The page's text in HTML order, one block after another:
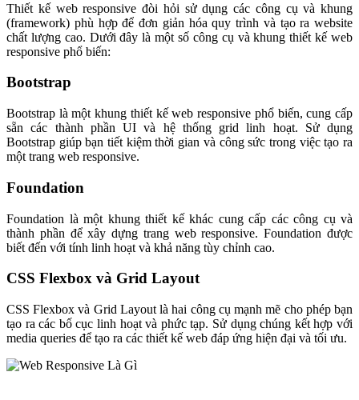
Thiết kế web responsive đòi hỏi sử dụng các công cụ và khung
(framework) phù hợp để đơn giản hóa quy trình và tạo ra website
chất lượng cao. Dưới đây là một số công cụ và khung thiết kế web
responsive phổ biến:
Bootstrap
Bootstrap là một khung thiết kế web responsive phổ biến, cung cấp
sẵn các thành phần UI và hệ thống grid linh hoạt. Sử dụng
Bootstrap giúp bạn tiết kiệm thời gian và công sức trong việc tạo ra
một trang web responsive.
Foundation
Foundation là một khung thiết kế khác cung cấp các công cụ và
thành phần để xây dựng trang web responsive. Foundation được
biết đến với tính linh hoạt và khả năng tùy chỉnh cao.
CSS Flexbox và Grid Layout
CSS Flexbox và Grid Layout là hai công cụ mạnh mẽ cho phép bạn
tạo ra các bố cục linh hoạt và phức tạp. Sử dụng chúng kết hợp với
media queries để tạo ra các thiết kế web đáp ứng hiện đại và tối ưu.